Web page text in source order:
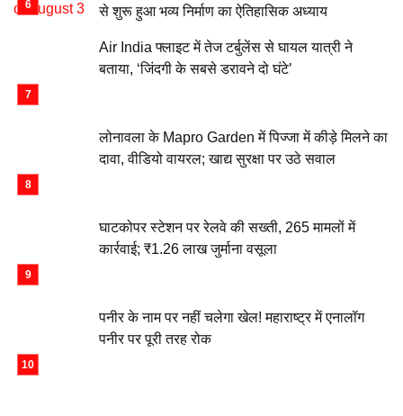
से शुरू हुआ भव्य निर्माण का ऐतिहासिक अध्याय
Air India फ्लाइट में तेज टर्बुलेंस से घायल यात्री ने
बताया, ‘जिंदगी के सबसे डरावने दो घंटे’
लोनावला के Mapro Garden में पिज्जा में कीड़े मिलने का
दावा, वीडियो वायरल; खाद्य सुरक्षा पर उठे सवाल
घाटकोपर स्टेशन पर रेलवे की सख्ती, 265 मामलों में
कार्रवाई; ₹1.26 लाख जुर्माना वसूला
पनीर के नाम पर नहीं चलेगा खेल! महाराष्ट्र में एनालॉग
पनीर पर पूरी तरह रोक